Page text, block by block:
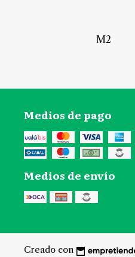
M2
Medios de pago
Medios de envío
Creado con